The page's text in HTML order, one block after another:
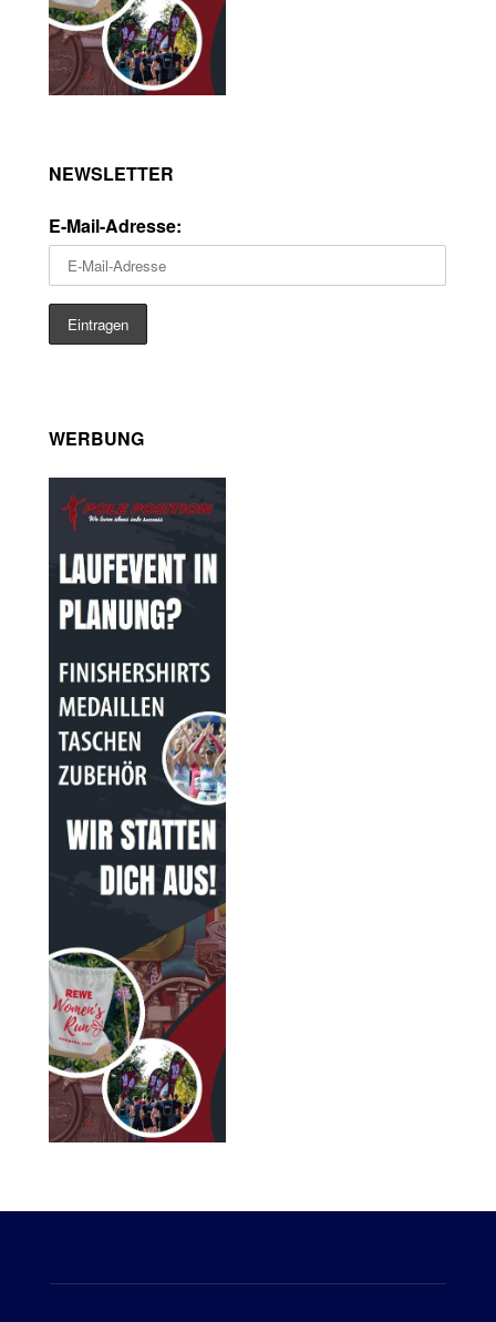
NEWSLETTER
E-Mail-Adresse:
WERBUNG